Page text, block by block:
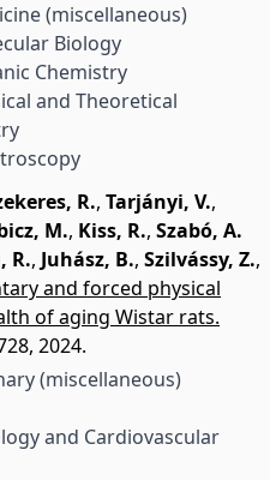
(miscellaneous)
Biology
Chemistry
and Theoretical
R., Tarjányi, V.,
M., Kiss, R., Szabó, A.
R., Juhász, B., Szilvássy, Z.,
and forced physical
of aging Wistar rats.
2024.
(miscellaneous)
and Cardiovascular